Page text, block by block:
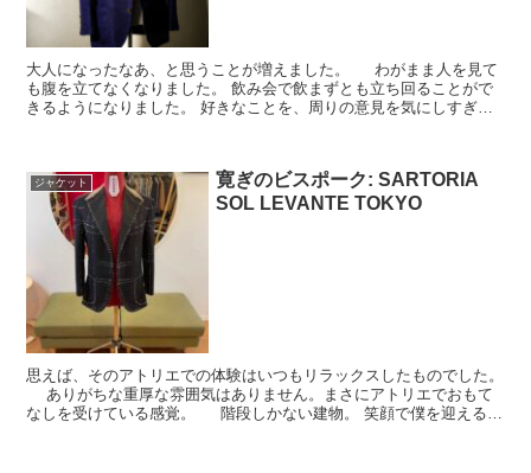
大人になったなあ、と思うことが増えました。 わがまま人を見て
も腹を立てなくなりました。 飲み会で飲まずとも立ち回ることがで
きるようになりました。 好きなことを、周りの意見を気にしすぎず
ジャケット
寛ぎのビスポーク: SARTORIA
SOL LEVANTE TOKYO
思えば、そのアトリエでの体験はいつもリラックスしたものでした。
ありがちな重厚な雰囲気はありません。まさにアトリエでおもて
なしを受けている感覚。 階段しかない建物。 笑顔で僕を迎えるご